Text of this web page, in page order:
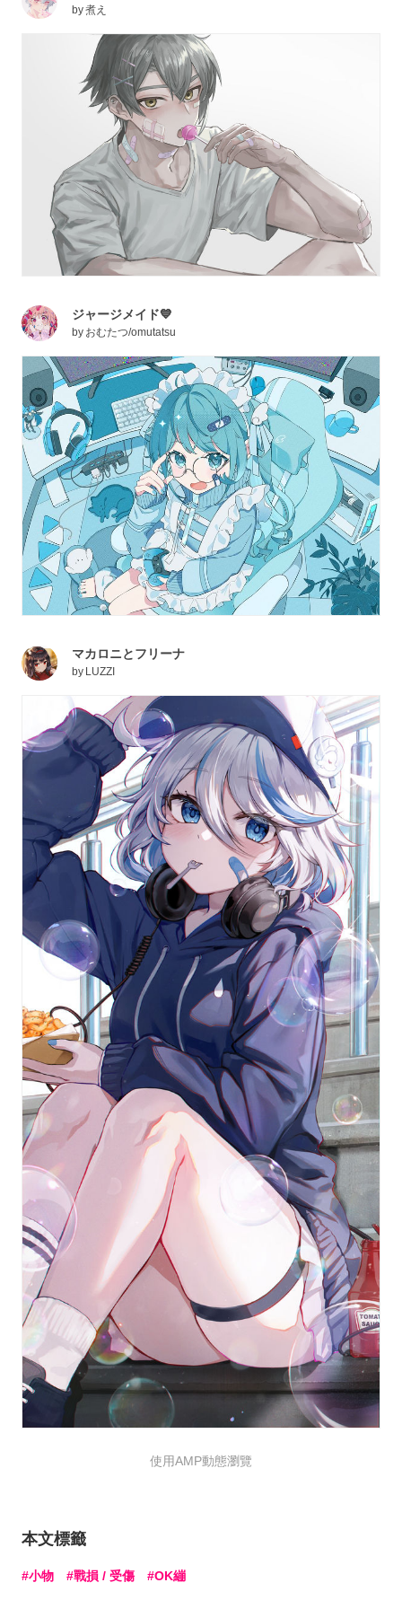
by煮え
ジャージメイド💙
by おむたつ/omutatsu
マカロニとフリーナ
by LUZZI
使用AMP動態瀏覽
本文標籤
小物 戰損 / 受傷 OK繃